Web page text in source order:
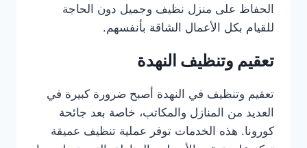
الحفاظ على منزل نظيف وجميل دون الحاجة
للقيام بكل الأعمال الشاقة بأنفسهم.
تعقيم وتنظيف النهدة
تعقيم وتنظيف في النهدة أصبح ضرورة كبيرة في
العديد من المنازل والمكاتب، خاصة بعد جائحة
كورونا. هذه الخدمات توفر عملية تنظيف عميقة